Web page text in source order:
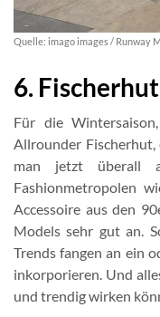
Quelle: imago images / Runway
6. Fischerhut
Für die
Allrounder
man jetzt überall
Fashionmetropolen
Accessoire aus den
Models sehr gut an.
Trends fangen an ein
inkorporieren. Und
und trendig wirken